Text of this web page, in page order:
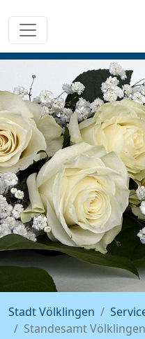
Stadt Völklingen
Standesamt